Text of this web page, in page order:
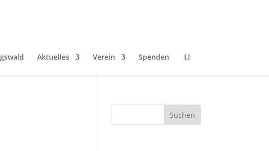
Aktuelles Verein Spenden